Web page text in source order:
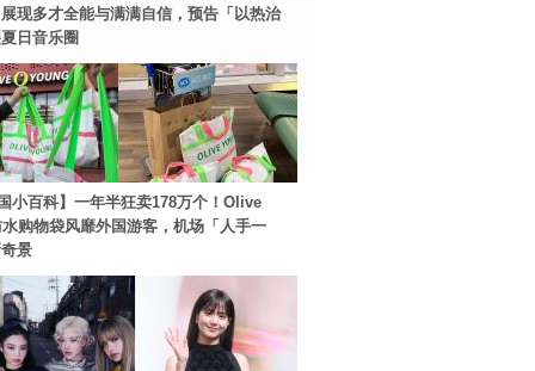
现多才全能与满满自信，预告「以热治
日音乐圈
小百科】一年半狂卖178万个！Olive
购物袋风靡外国游客，机场「人手一
景